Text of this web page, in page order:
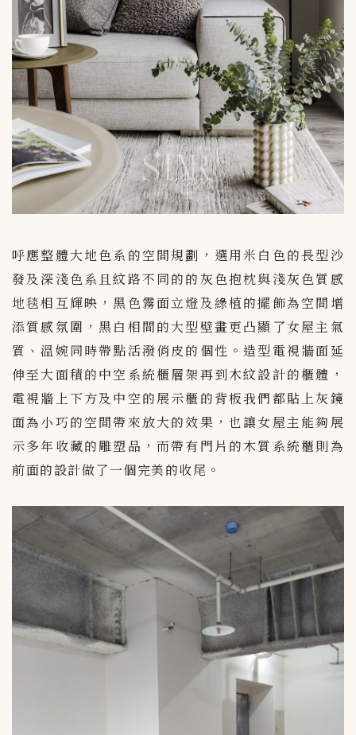
呼應整體大地色系的空間規劃，選用米白色的長型沙
發及深淺色系且紋路不同的的灰色抱枕與淺灰色質感
地毯相互輝映，黑色霧面立燈及綠植的擺飾為空間增
添質感氛圍，黑白相間的大型壁畫更凸顯了女屋主氣
質、溫婉同時帶點活潑俏皮的個性。造型電視牆面延
伸至大面積的中空系統櫃層架再到木紋設計的櫃體，
電視牆上下方及中空的展示櫃的背板我們都貼上灰鏡
面為小巧的空間帶來放大的效果，也讓女屋主能夠展
示多年收藏的雕塑品，而帶有門片的木質系統櫃則為
前面的設計做了一個完美的收尾。